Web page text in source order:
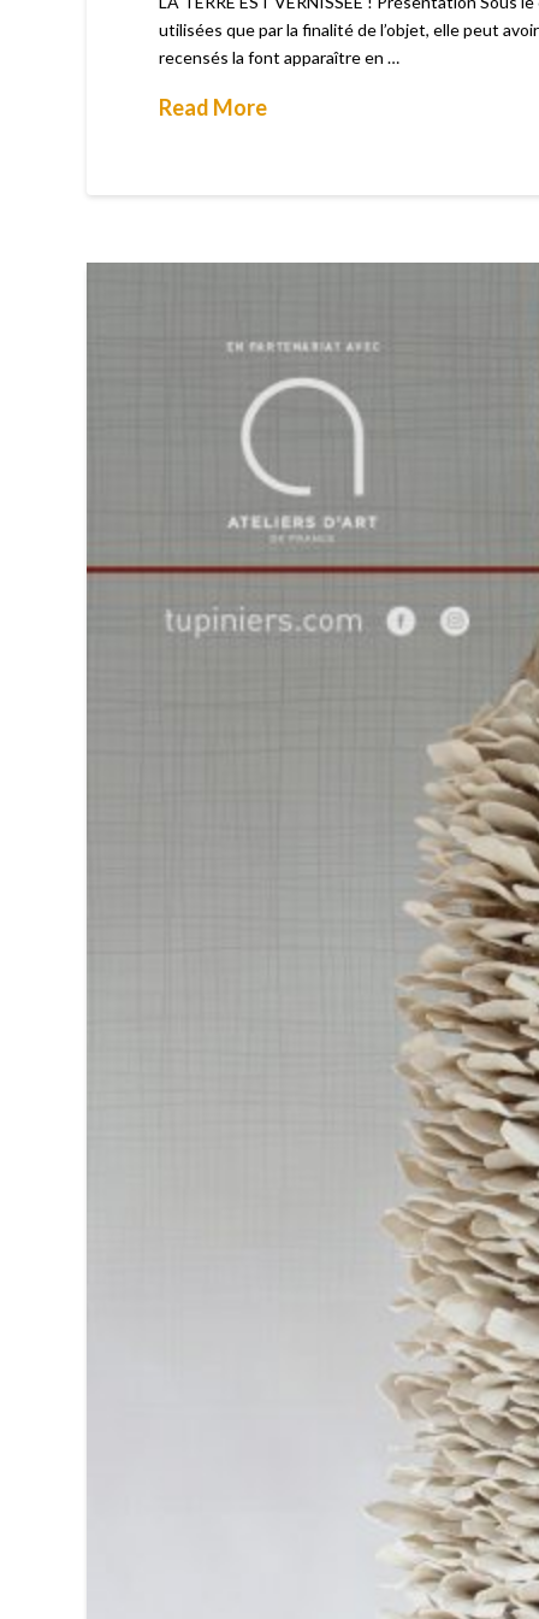
utilisées que par la finalité de l’objet, elle peut
recensés la font apparaître en …
Read More